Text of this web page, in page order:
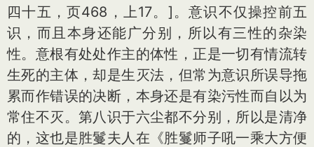
四十五，页468，上17。]。意识不仅操控前五
识，而且本身还能广分别，所以有三性的杂染
性。意根有处处作主的体性，正是一切有情流转
生死的主体，却是生灭法，但常为意识所误导拖
累而作错误的决断，本身还是有染污性而自以为
常住不灭。第八识于六尘都不分别，所以是清净
的，这也是胜鬘夫人在《胜鬘师子吼一乘大方便